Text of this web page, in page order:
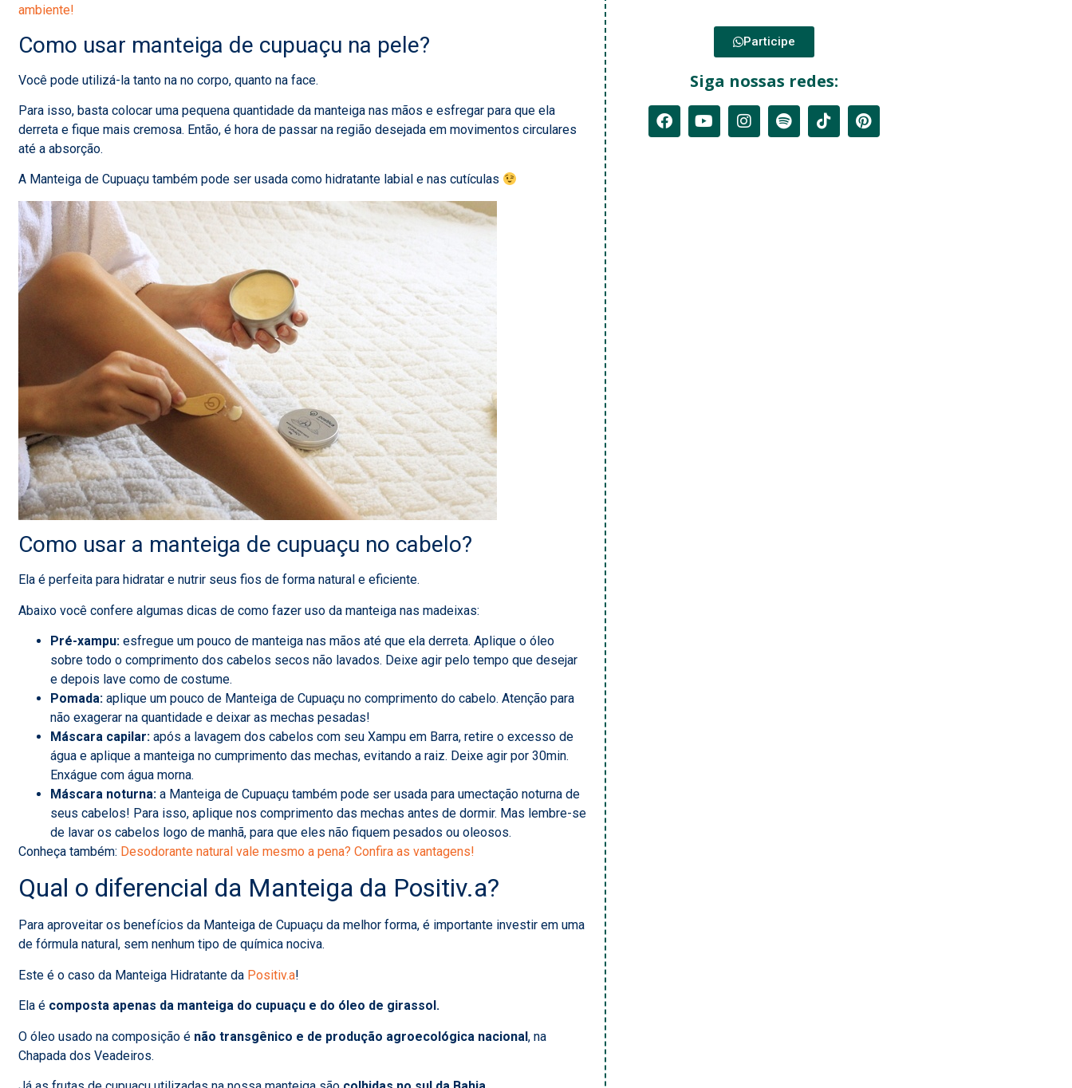
ambiente!
Como usar manteiga de cupuaçu na pele?
Você pode utilizá-la tanto na no corpo, quanto na face.
Para isso, basta colocar uma pequena quantidade da manteiga nas mãos e esfregar para que ela
derreta e fique mais cremosa. Então, é hora de passar na região desejada em movimentos circulares
até a absorção.
A Manteiga de Cupuaçu também pode ser usada como hidratante labial e nas cutículas
Como usar a manteiga de cupuaçu no cabelo?
Ela é perfeita para hidratar e nutrir seus fios de forma natural e eficiente.
Abaixo você confere algumas dicas de como fazer uso da manteiga nas madeixas:
Pré-xampu: esfregue um pouco de manteiga nas mãos até que ela derreta. Aplique o óleo
sobre todo o comprimento dos cabelos secos não lavados. Deixe agir pelo tempo que desejar
e depois lave como de costume.
Pomada: aplique um pouco de Manteiga de Cupuaçu no comprimento do cabelo. Atenção para
não exagerar na quantidade e deixar as mechas pesadas!
Máscara capilar:após a lavagem dos cabelos com seu Xampu em Barra, retire o excesso de
água e aplique a manteiga no cumprimento das mechas, evitando a raiz. Deixe agir por 30min.
Enxágue com água morna.
Máscara noturna: a Manteiga de Cupuaçu também pode ser usada para umectação noturna de
seus cabelos! Para isso, aplique nos comprimento das mechas antes de dormir. Mas lembre-se
de lavar os cabelos logo de manhã, para que eles não fiquem pesados ou oleosos.
Conheça também: Desodorante natural vale mesmo a pena? Confira as vantagens!
Qual o diferencial da Manteiga da Positiv.a?
Para aproveitar os benefícios da Manteiga de Cupuaçu da melhor forma, é importante investir em uma
de fórmula natural, sem nenhum tipo de química nociva.
Este é o caso da Manteiga Hidratante da Positiv.a!
Ela é composta apenas da manteiga do cupuaçu e do óleo de girassol.
O óleo usado na composição é não transgênico e de produção agroecológica nacional, na
Chapada dos Veadeiros.
Participe
Siga nossas redes: